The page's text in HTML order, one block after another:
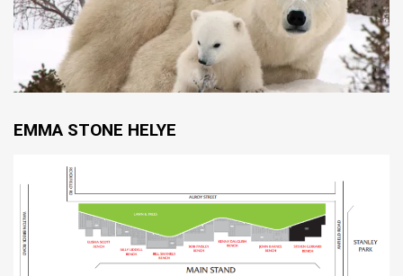
EMMA STONE HELYE